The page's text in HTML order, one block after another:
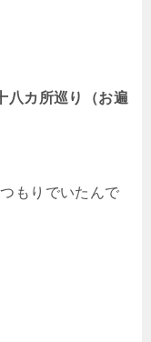
八カ所巡り（お遍
もりでいたんで